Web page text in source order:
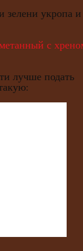
укропа и
с
лучше подать